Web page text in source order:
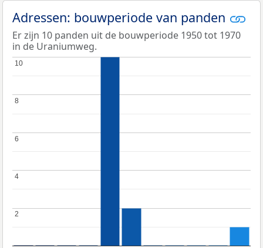
Adressen: bouwperiode van panden
Er zijn 10 panden uit de bouwperiode 1950 tot 1970
in de Uraniumweg.
2
2
4
4
6
6
8
8
10
10